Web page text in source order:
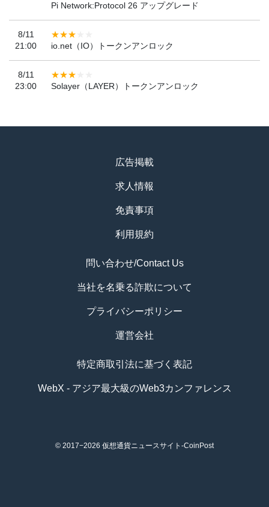
Pi Network:Protocol 26 アップグレード
8/11
21:00
io.net（IO）トークンアンロック
8/11
23:00
Solayer（LAYER）トークンアンロック
広告掲載
求人情報
免責事項
利用規約
問い合わせ/Contact Us
当社を名乗る詐欺について
プライバシーポリシー
運営会社
特定商取引法に基づく表記
WebX - アジア最大級のWeb3カンファレンス
© 2017−2026 仮想通貨ニュースサイト-CoinPost